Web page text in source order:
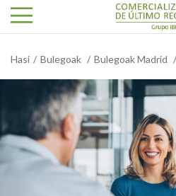
Hasi Bulegoak Bulegoak Madrid